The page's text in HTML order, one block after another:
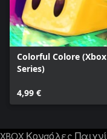
Colorful Colore (Xbox
Series)
4,99 €
XBOX Κονσόλες